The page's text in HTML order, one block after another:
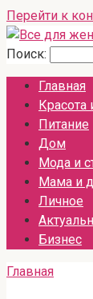
Перейти к
Поиск:
Главная
Красота
Питание
Дом
Мода и
Мама и
Личное
Бизнес
Главная